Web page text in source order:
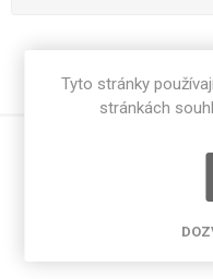
Tyto stránky
stránkách